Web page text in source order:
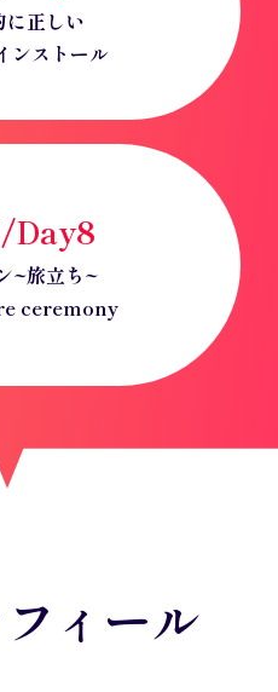
に正しい
ンストール
Day8
~旅立ち~
ceremony
ィール